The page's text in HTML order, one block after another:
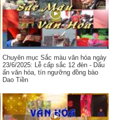
Chuyên mục Sắc màu văn hóa ngày
23/6/2025: Lễ cấp sắc 12 đèn - Dấu
ấn văn hóa, tín ngưỡng đồng bào
Dao Tiền